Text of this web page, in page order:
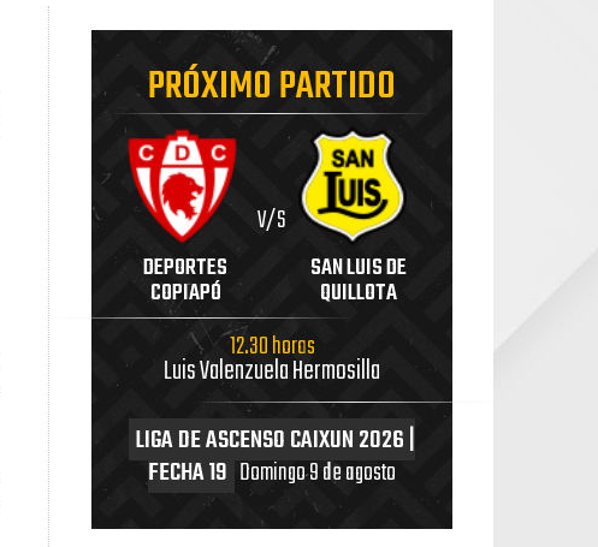
PRÓXIMO PARTIDO
DEPORTES
COPIAPÓ
V/S
SAN LUIS DE
QUILLOTA
12.30 horas
Luis Valenzuela Hermosilla
LIGA DE ASCENSO CAIXUN 2026 |
FECHA 19 Domingo 9 de agosto